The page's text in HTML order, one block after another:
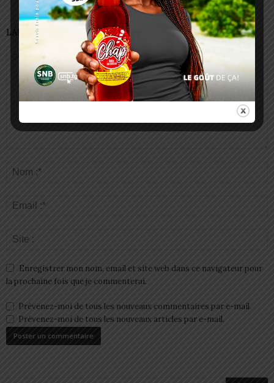
LAISSER UN COMMENTAIRE
Enregistrer mon nom, email et site web dans ce navigateur pour
la prochaine fois que je commenterai.
Prévenez-moi de tous les nouveaux commentaires par e-mail.
Prévenez-moi de tous les nouveaux articles par e-mail.